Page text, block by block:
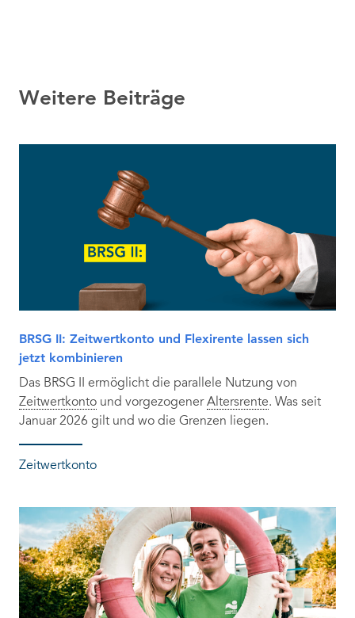
Weitere Beiträge
BRSG II: Zeitwertkonto und Flexirente lassen sich
jetzt kombinieren
Das BRSG II ermöglicht die parallele Nutzung von
Zeitwertkonto und vorgezogenerAltersrente. Was seit
Januar 2026 gilt und wo die Grenzen liegen.
Zeitwertkonto